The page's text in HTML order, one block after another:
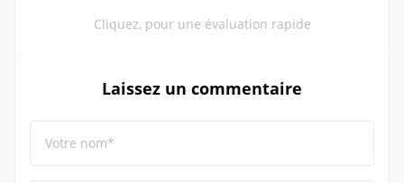
Cliquez, pour une évaluation rapide
Laissez un commentaire
Votre nom*